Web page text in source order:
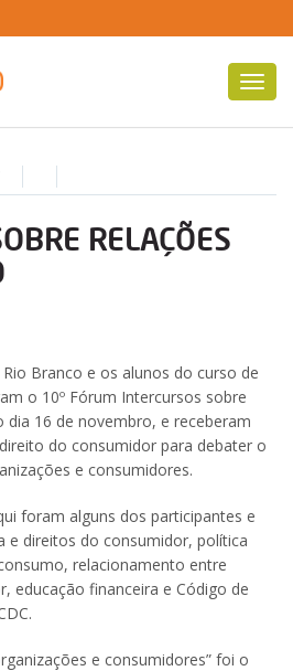
RELAÇÕES
Branco e os alunos do curso de
o 10º Fórum Intercursos sobre
dia 16 de novembro, e receberam
do consumidor para debater o
e consumidores.
foram alguns dos participantes e
e direitos do consumidor, política
relacionamento entre
educação financeira e Código de
e consumidores” foi o